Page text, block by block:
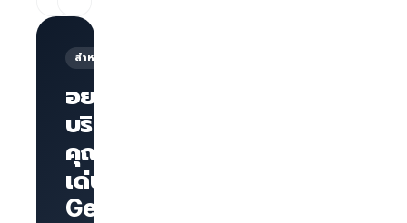
สำหรับนายจ้าง
อยากให้
บริษัทของ
คุณโดด
เด่นบน
GetLinks?